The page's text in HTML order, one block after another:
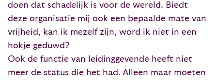
doen dat schadelijk is voor de wereld. Biedt
deze organisatie mij ook een bepaalde mate van
vrijheid, kan ik mezelf zijn, word ik niet in een
hokje geduwd?
Ook de functie van leidinggevende heeft niet
meer de status die het had. Alleen maar moeten